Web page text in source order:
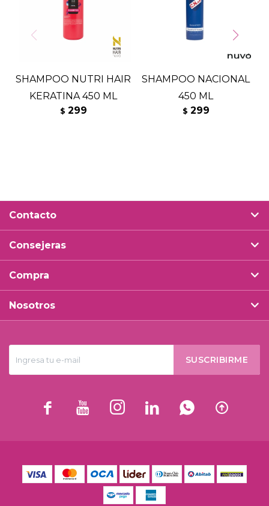
SHAMPOO NUTRI HAIR
KERATINA 450 ML
$ 299
SHAMPOO NACIONAL
450 ML
$ 299
SUSCRIBIRME
     
Contacto
Consejeras
Compra
Nosotros